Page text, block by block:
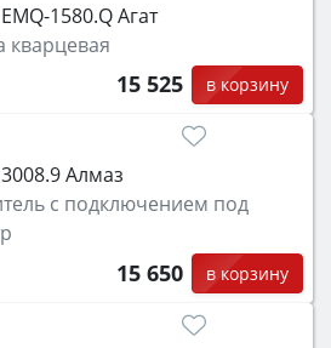
1580.Q Агат
кварцевая
15 525 в корзину
3008.9 Алмаз
с подключением под
15 650 в корзину